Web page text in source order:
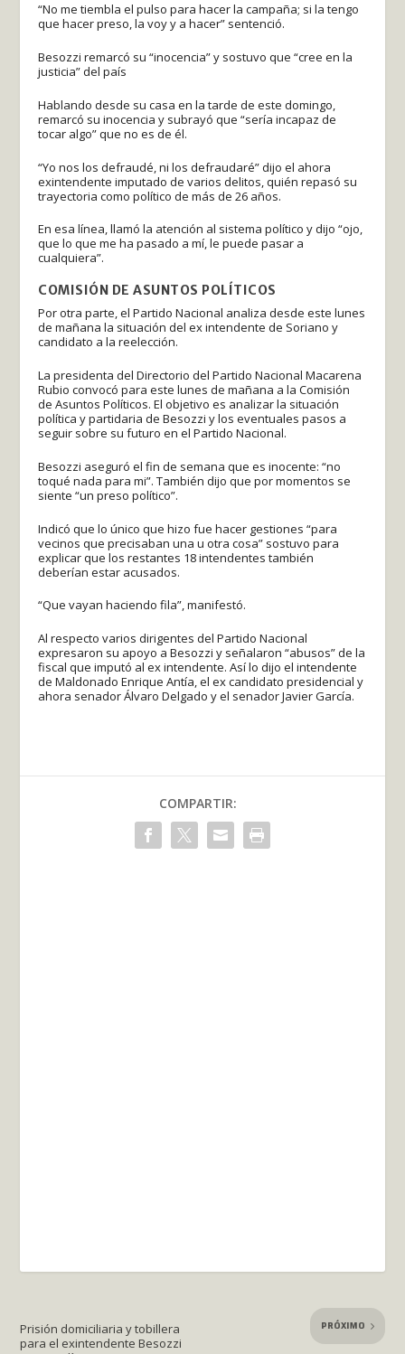
“No me tiembla el pulso para hacer la campaña; si la tengo
que hacer preso, la voy y a hacer” sentenció.
Besozzi remarcó su “inocencia” y sostuvo que “cree en la
justicia” del país
Hablando desde su casa en la tarde de este domingo,
remarcó su inocencia y subrayó que “sería incapaz de
tocar algo” que no es de él.
“Yo nos los defraudé, ni los defraudaré” dijo el ahora
exintendente imputado de varios delitos, quién repasó su
trayectoria como político de más de 26 años.
En esa línea, llamó la atención al sistema político y dijo “ojo,
que lo que me ha pasado a mí, le puede pasar a
cualquiera”.
COMISIÓN DE ASUNTOS POLÍTICOS
Por otra parte, el Partido Nacional analiza desde este lunes
de mañana la situación del ex intendente de Soriano y
candidato a la reelección.
La presidenta del Directorio del Partido Nacional Macarena
Rubio convocó para este lunes de mañana a la Comisión
de Asuntos Políticos. El objetivo es analizar la situación
política y partidaria de Besozzi y los eventuales pasos a
seguir sobre su futuro en el Partido Nacional.
Besozzi aseguró el fin de semana que es inocente: “no
toqué nada para mi”. También dijo que por momentos se
siente “un preso político”.
Indicó que lo único que hizo fue hacer gestiones “para
vecinos que precisaban una u otra cosa” sostuvo para
explicar que los restantes 18 intendentes también
deberían estar acusados.
“Que vayan haciendo fila”, manifestó.
Al respecto varios dirigentes del Partido Nacional
expresaron su apoyo a Besozzi y señalaron “abusos” de la
fiscal que imputó al ex intendente. Así lo dijo el intendente
de Maldonado Enrique Antía, el ex candidato presidencial y
ahora senador Álvaro Delgado y el senador Javier García.
COMPARTIR:
Prisión domiciliaria y tobillera
para el exintendente Besozzi
PRÓXIMO